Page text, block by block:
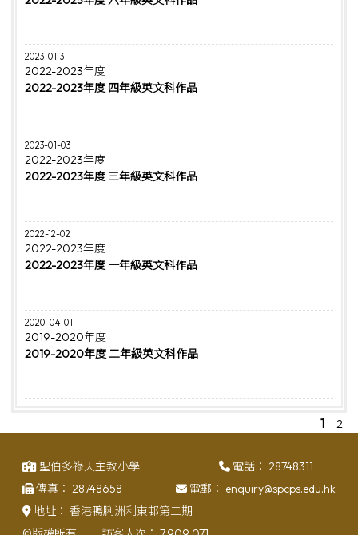
2023-01-31
2022-2023年度
2022-2023年度 四年級英文科作品
2023-01-03
2022-2023年度
2022-2023年度 三年級英文科作品
2022-12-02
2022-2023年度
2022-2023年度 一年級英文科作品
2020-04-01
2019-2020年度
2019-2020年度 二年級英文科作品
1 2
聖伯多祿天主教小學 電話： 28748311
傳真： 28748658 電郵： enquiry@spcps.edu.hk
地址： 香港鴨脷洲利東邨第二期